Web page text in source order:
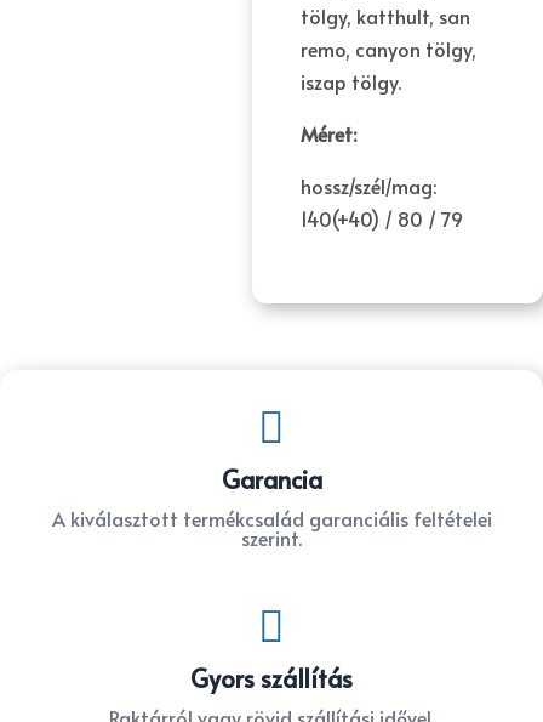
tölgy, katthult, san
remo, canyon tölgy,
iszap tölgy.
Méret:
hossz/szél/mag:
140(+40) / 80 / 79

Garancia
A kiválasztott termékcsalád garanciális feltételei
szerint.

Gyors szállítás